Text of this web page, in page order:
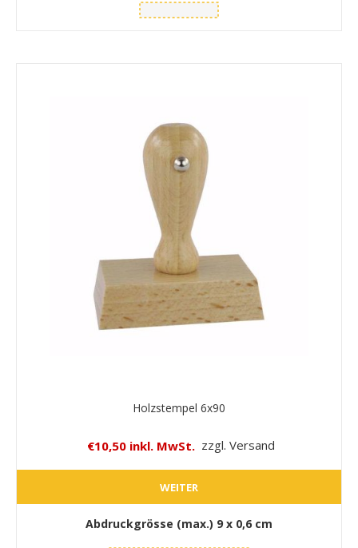
Holzstempel 6x90
€10,50 inkl. MwSt. zzgl. Versand
WEITER
Abdruckgrösse (max.) 9 x 0,6 cm